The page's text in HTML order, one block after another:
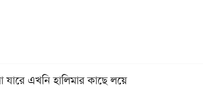
যারে এখনি হালিমার কাছে লয়ে